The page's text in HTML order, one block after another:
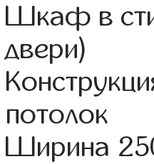
Шкаф в
двери)
потолок
Ширина